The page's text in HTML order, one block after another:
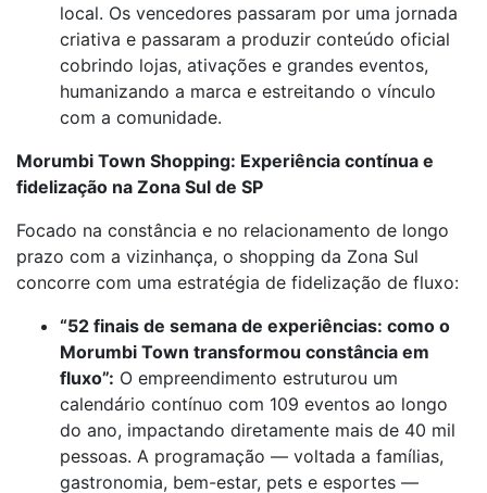
local. Os vencedores passaram por uma jornada
criativa e passaram a produzir conteúdo oficial
cobrindo lojas, ativações e grandes eventos,
humanizando a marca e estreitando o vínculo
com a comunidade.
Morumbi Town Shopping: Experiência contínua e
fidelização na Zona Sul de SP
Focado na constância e no relacionamento de longo
prazo com a vizinhança, o shopping da Zona Sul
concorre com uma estratégia de fidelização de fluxo:
“52 finais de semana de experiências: como o
Morumbi Town transformou constância em
fluxo”: O empreendimento estruturou um
calendário contínuo com 109 eventos ao longo
do ano, impactando diretamente mais de 40 mil
pessoas. A programação — voltada a famílias,
gastronomia, bem-estar, pets e esportes —